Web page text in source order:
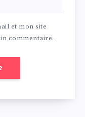
et mon site
commentaire.